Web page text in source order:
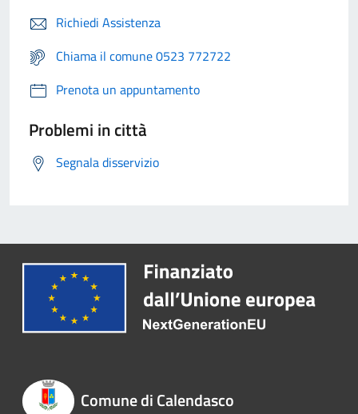
Richiedi Assistenza
Chiama il comune 0523 772722
Prenota un appuntamento
Problemi in città
Segnala disservizio
Comune di Calendasco